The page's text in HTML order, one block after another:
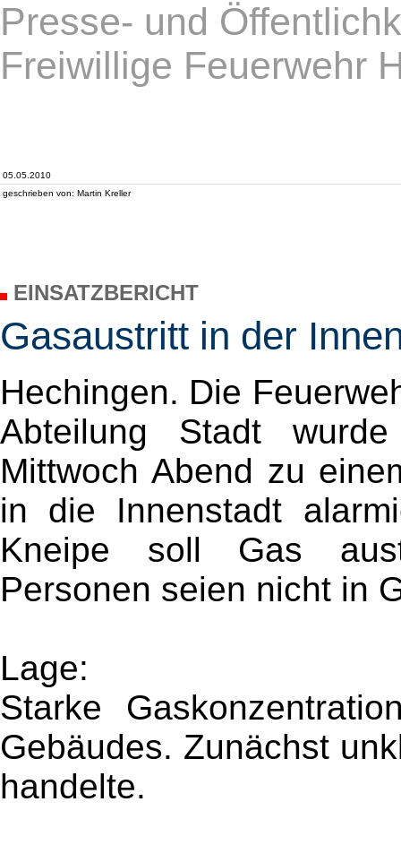
Presse- und
Freiwillige Feuerwehr
05.05.2010
geschrieben von: Martin Kreller
EINSATZBERICHT
Gasaustritt in der
Hechingen. Die
Abteilung Stadt
Mittwoch Abend zu
in die Innenstadt
Kneipe soll Gas
Personen seien nicht in
Lage:
Starke
Gebäudes. Zunächst
handelte.